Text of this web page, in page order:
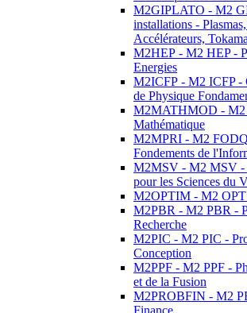
M2GIPLATO - M2
installations -
Accélérateurs,
M2HEP - M2 HEP -
Energies
M2ICFP - M2 ICFP -
de Physique
M2MATHMOD - M2
Mathématique
M2MPRI - M2
Fondements de
M2MSV - M2 MSV -
pour les Sciences du
M2OPTIM - M2 OPT
M2PBR - M2 PBR -
Recherche
M2PIC - M2 PIC -
Conception
M2PPF - M2 PPF -
et de la Fusion
M2PROBFIN - M2
Finance